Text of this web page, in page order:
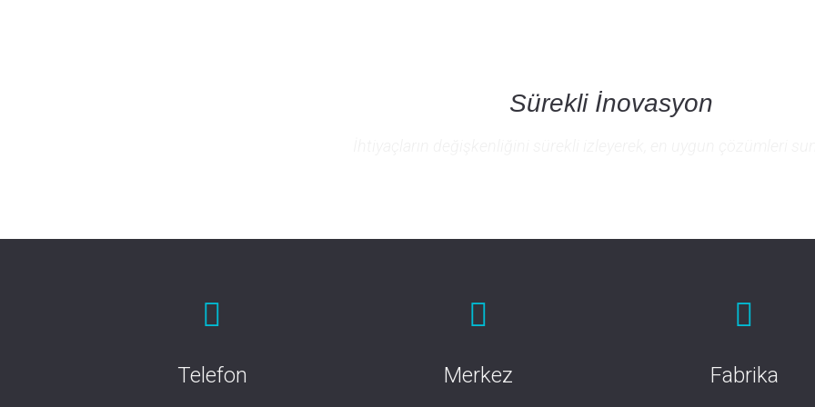
Sürekli İnovasyon
Telefon Merkez Fabrika